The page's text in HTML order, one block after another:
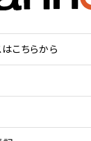
こちらから